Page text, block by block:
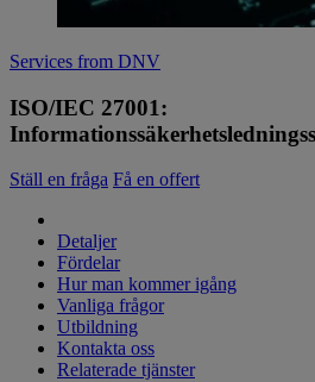
Services from DNV
ISO/IEC 27001:
Ställ en fråga Få en offert
Detaljer
Fördelar
Hur man kommer igång
Vanliga frågor
Utbildning
Kontakta oss
Relaterade tjänster